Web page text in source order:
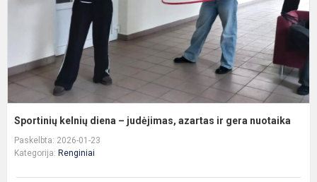
Sportinių kelnių diena – judėjimas, azartas ir gera nuotaika
Paskelbta: 2026-01-23
Kategorija: Renginiai